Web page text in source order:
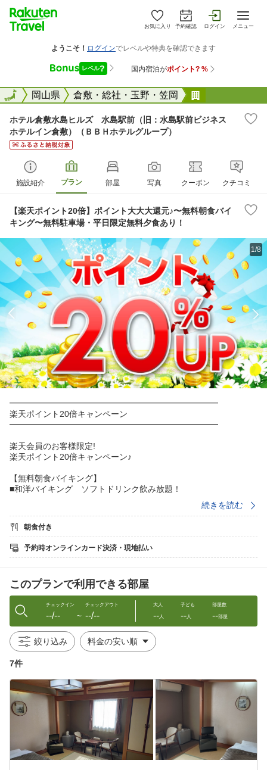
お気に入り 予約確認 ログイン メニュー
全国岡山県 倉敷・総社・玉野・笠岡
全国
ホテル倉敷水島ヒルズ 水島駅前（旧：水島駅前ビジネス
ホテルイン倉敷）（ＢＢＨホテルグループ）
施設紹介 プラン 部屋 写真 クーポン クチコミ
【楽天ポイント20倍】ポイント大大大還元♪〜無料朝食バイ
キング〜無料駐車場・平日限定無料夕食あり！
1/8
━━━━━━━━━━━━━━━━━━━━━━━━━
楽天ポイント20倍キャンペーン
━━━━━━━━━━━━━━━━━━━━━━━━━
楽天会員のお客様限定!
楽天ポイント20倍キャンペーン♪
【無料朝食バイキング】
■和洋バイキング ソフトドリンク飲み放題！
【平日限定無料夕食】
■18時〜20時 1Fラウンジ
■すき焼き丼・親子丼・牛丼・中華丼の4種
※お一人様1品、なくなり次第終了になります
■時間 15:00から22:00
■1Ｆ ラウンジ
ソフトドリンクあり♪アルコールあり♪
【ご連泊時の客室清掃について】
●2泊から3泊のお客様
滞在中に客室清掃はございません
入室も一切行わず、新しいタオル類のみお部屋の前にご用意させ
使用済タオル・ゴミはお部屋の外にお出しください
●4泊以上のお客様
3日ごとに通常の清掃をさせていただきます
それ以外のお日にちに関しましては入室も一切行わず、
新しいタオル類のみお部屋の前にご用意させていただきます
使用済タオル・ゴミはお部屋の外にお出しください
続きを読む
朝食付き
予約時オンラインカード決済・現地払い
このプランで利用できる部屋
チェックイン
--/-- 〜
チェックアウト
--/--
大人
--人
子ども
--人
部屋数
--部屋
絞り込み
7件